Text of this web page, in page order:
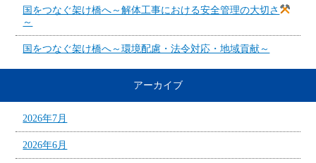
国をつなぐ架け橋へ～解体工事における安全管理の大切さ
～
国をつなぐ架け橋へ～環境配慮・法令対応・地域貢献～
アーカイブ
2026年7月
2026年6月